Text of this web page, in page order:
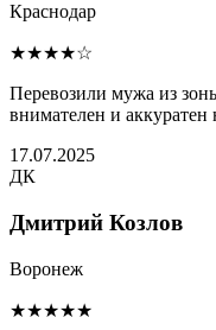
Краснодар
★★★★☆
Перевозили мужа из
внимателен и аккуратен
17.07.2025
ДК
Дмитрий Козлов
Воронеж
★★★★★